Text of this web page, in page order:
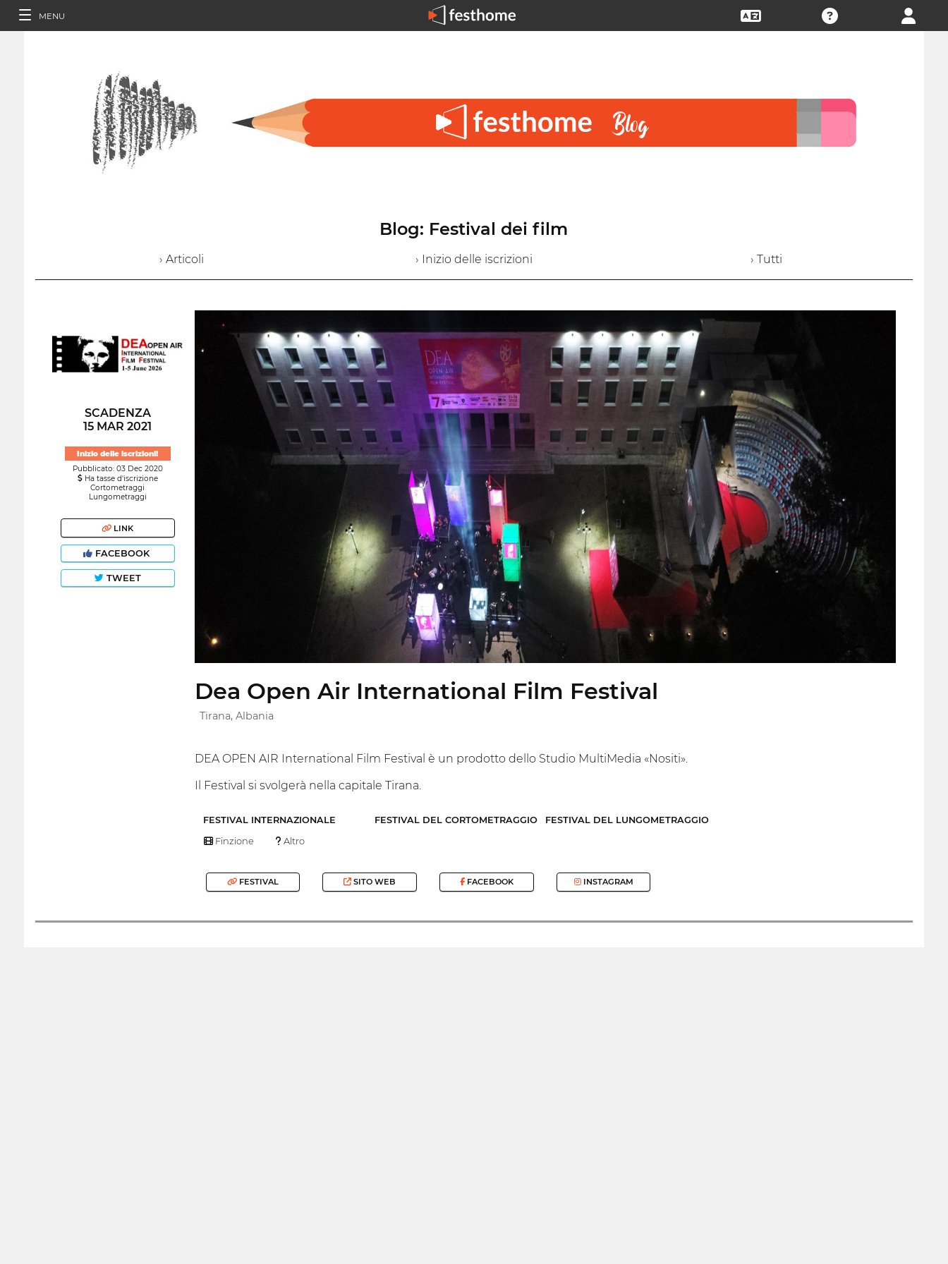
MENU
Blog: Festival dei film
› Articoli › Inizio delle iscrizioni › Tutti
SCADENZA
15 MAR 2021
Inizio delle iscrizioni!
Pubblicato: 03 Dec 2020
Ha tasse d'iscrizione
Cortometraggi
Lungometraggi
LINK
FACEBOOK
TWEET
Dea Open Air International Film Festival
Tirana, Albania
DEA OPEN AIR International Film Festival è un prodotto dello Studio MultiMedia «Nositi».
Il Festival si svolgerà nella capitale Tirana.
FESTIVAL INTERNAZIONALE FESTIVAL DEL CORTOMETRAGGIO FESTIVAL DEL LUNGOMETRAGGIO
Finzione Altro
FESTIVAL SITO WEB FACEBOOK INSTAGRAM